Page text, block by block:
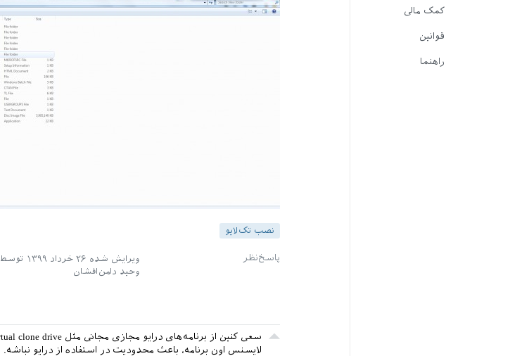
کمک مالی
قوانین
راهنما
نصب تک‌لایو
ویرایش شده ۲۶ خرداد ۱۳۹۹
توسط
وحید دامن‌افشان
لایسنس اون برنامه، باعث محدودیت در استفاده از درایو نباشه.